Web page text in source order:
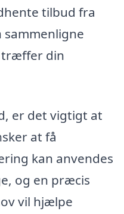
tilbud fra
sammenligne
din
er det vigtigt at
at få
kan anvendes
og en præcis
vil hjælpe